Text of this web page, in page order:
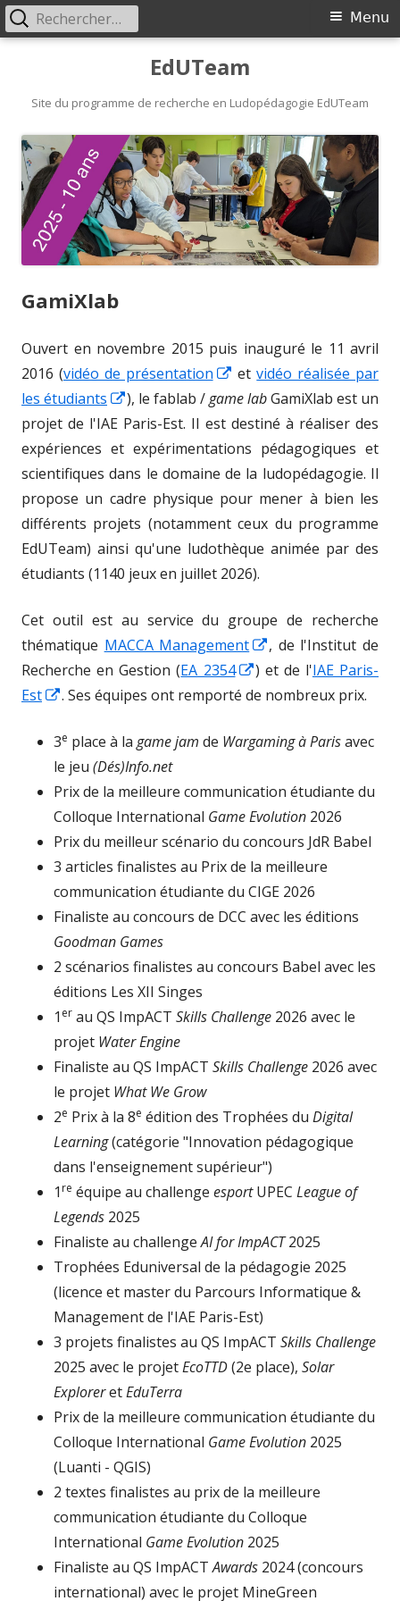
content
EdUTeam
Site du programme de recherche en Ludopédagogie EdUTeam
Primary
Menu
Rechercher :
GamiXlab
Ouvert en novembre 2015 puis inauguré le 11 avril
2016 (vidéo de présentation
Opens
in
a
new
window
etvidéo réalisée par
les étudiants
Opens
in
a
new
window
), le fablab /game labGamiXlab est un
projet de l'IAE Paris-Est. Il est destiné à réaliser des
expériences et expérimentations pédagogiques et
scientifiques dans le domaine de la ludopédagogie. Il
propose un cadre physique pour mener à bien les
différents projets (notamment ceux du programme
EdUTeam) ainsi qu'une ludothèque animée par des
étudiants (1140 jeux en juillet 2026).
Cet outil est au service du groupe de recherche
thématique MACCA Management
Opens
in
a
window
, de l'Institut de
Recherche en Gestion (EA 2354
Opens
in
new
) et de l'IAE Paris-
Est
Opens
a
new
window
. Ses équipes ont remporté de nombreux prix.
3e place à la game jam de Wargaming à Parisavec
le jeu (Dés)Info.net
Prix de la meilleure communication étudiante du
Colloque International Game Evolution 2026
Prix du meilleur scénario du concours JdR Babel
3 articles finalistes au Prix de la meilleure
communication étudiante du CIGE 2026
Finaliste au concours de DCC avec les éditions
Goodman Games
2 scénarios finalistes au concours Babel avec les
éditions Les XII Singes
1 er au QS ImpACT Skills Challenge 2026 avec le
projet Water Engine
Finaliste au QS ImpACT Skills Challenge 2026 avec
le projet What We Grow
2e Prix à la 8e édition des Trophées du Digital
Learning(catégorie "Innovation pédagogique
dans l'enseignement supérieur")
1 re équipe au challenge esportUPEC League of
Legends 2025
Finaliste au challengeAI for ImpACT2025
Trophées Eduniversal de la pédagogie 2025
(licence et master du Parcours Informatique &
Management de l'IAE Paris-Est)
3 projets finalistes au QS ImpACT Skills Challenge
2025 avec le projetEcoTTD(2e place), Solar
ExploreretEduTerra
Prix de la meilleure communication étudiante du
Colloque International Game Evolution 2025
(Luanti - QGIS)
2 textes finalistes au prix de la meilleure
communication étudiante du Colloque
International Game Evolution 2025
Finaliste au QS ImpACTAwards 2024 (concours
international) avec le projet MineGreen